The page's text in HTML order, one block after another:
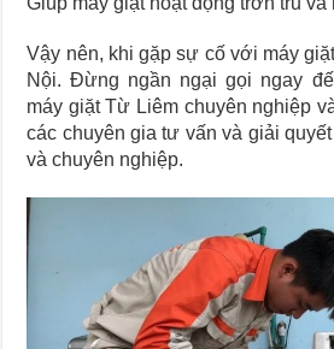
Vậy nên, khi gặp sự cố với máy
Nội. Đừng ngần ngại gọi ngay
máy giặt Từ Liêm chuyên nghiệp
các chuyên gia tư vấn và giải
và chuyên nghiệp.